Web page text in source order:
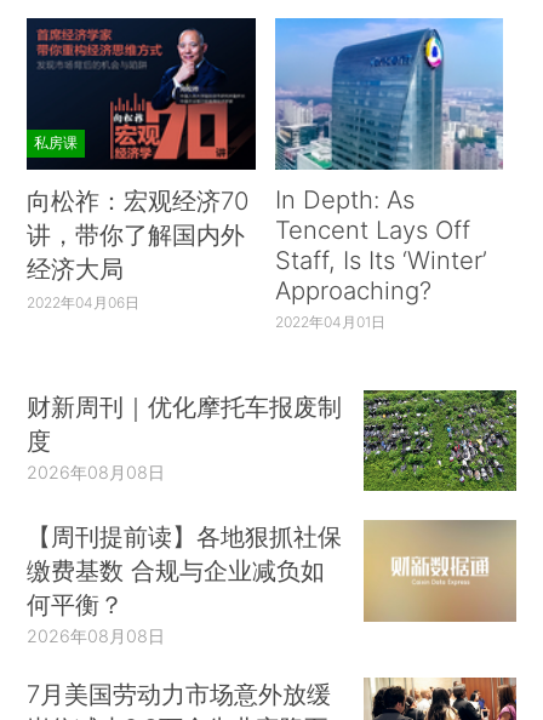
私房课
向松祚：宏观经济70
讲，带你了解国内外
经济大局
2022年04月06日
In Depth: As
Tencent Lays Off
Staff, Is Its ‘Winter’
Approaching?
2022年04月01日
财新周刊｜优化摩托车报废制
度
2026年08月08日
【周刊提前读】各地狠抓社保
缴费基数 合规与企业减负如
何平衡？
2026年08月08日
7月美国劳动力市场意外放缓